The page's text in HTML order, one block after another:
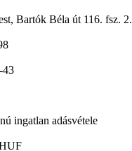
Bartók Béla út 116. fsz. 2.
43
ingatlan adásvétele